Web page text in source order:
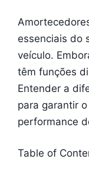
essenciais do
veículo.
têm funções
Entender a
para garantir
performance
Table of